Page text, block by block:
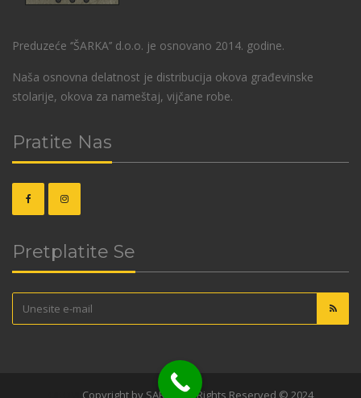
Preduzeće ‘’ŠARKA’’ d.o.o. je osnovano 2014. godine.
Naša osnovna delatnost je distribucija okova građevinske
stolarije, okova za nameštaj, vijčane robe.
Pratite Nas
Pretplatite Se
Copyright by SARKA. All Rights Reserved © 2024